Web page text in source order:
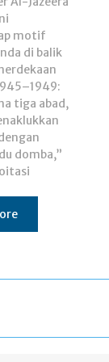
motif
di balik
tiga abad,
domba,”
saat
pada
Jepang
Belanda
untuk
USD